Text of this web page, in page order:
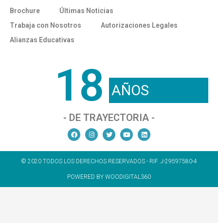
Brochure
Últimas Noticias
Trabaja con Nosotros
Autorizaciones Legales
Alianzas Educativas
18 AÑOS
- DE TRAYECTORIA -
© 2020 TODOS LOS DERECHOS RESERVADOS - RIF. J-29597580-4
POWERED BY WOODIGITAL360